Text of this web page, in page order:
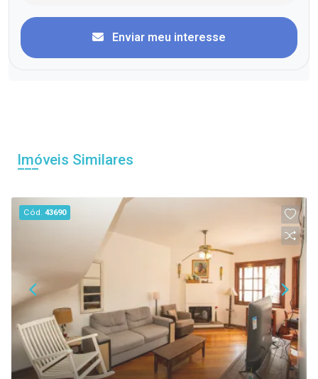
Enviar meu interesse
Imóveis Similares
Cód.43690